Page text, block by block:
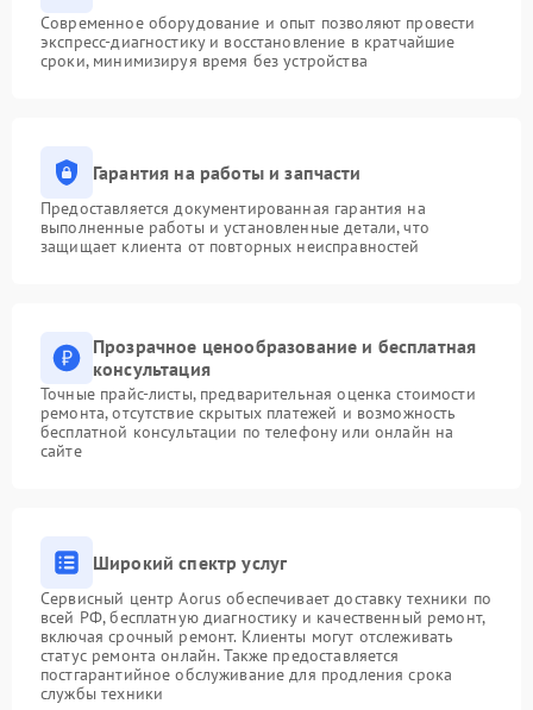
Современное оборудование и опыт позволяют провести
экспресс-диагностику и восстановление в кратчайшие
сроки, минимизируя время без устройства
Гарантия на работы и запчасти
Предоставляется документированная гарантия на
выполненные работы и установленные детали, что
защищает клиента от повторных неисправностей
Прозрачное ценообразование и бесплатная
консультация
Точные прайс-листы, предварительная оценка стоимости
ремонта, отсутствие скрытых платежей и возможность
бесплатной консультации по телефону или онлайн на
сайте
Широкий спектр услуг
Сервисный центр Aorus обеспечивает доставку техники по
всей РФ, бесплатную диагностику и качественный ремонт,
включая срочный ремонт. Клиенты могут отслеживать
статус ремонта онлайн. Также предоставляется
постгарантийное обслуживание для продления срока
службы техники